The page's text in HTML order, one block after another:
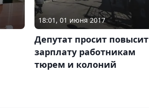
18:01, 01 июня 2017
Депутат просит
зарплату работникам
тюрем и колоний